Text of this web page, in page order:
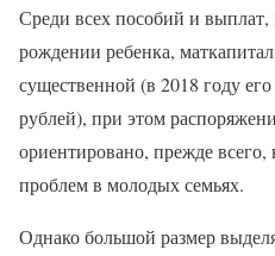
Среди всех пособий и
рождении ребенка,
существенной (в 2018 году
рублей), при этом
ориентировано, прежде
проблем в молодых семьях.
Однако большой размер